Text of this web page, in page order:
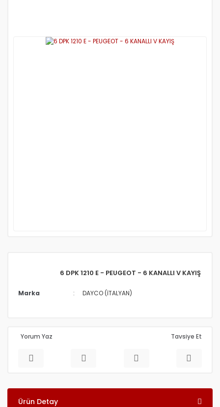
6 DPK 1210 E - PEUGEOT - 6 KANALLI V KAYIŞ
Marka DAYCO (İTALYAN)
Yorum Yaz Tavsiye Et
Ürün Detay